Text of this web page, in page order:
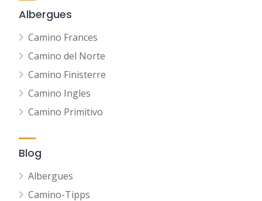
Albergues
Camino Frances
Camino del Norte
Camino Finisterre
Camino Ingles
Camino Primitivo
Blog
Albergues
Camino-Tipps